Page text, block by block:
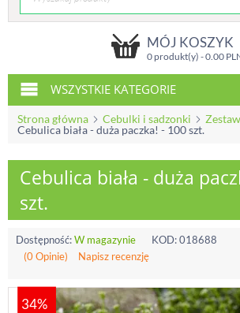
MÓJ KOSZYK
0 produkt(y) -0.00
WSZYSTKIE KATEGORIE
Strona główna Cebulki i sadzonki
Cebulica biała - duża paczka! - 100 szt.
Cebulica biała - duża
szt.
Dostępność:W magazynie KOD:018688
(0 Opinie)
Napisz recenzję
34%